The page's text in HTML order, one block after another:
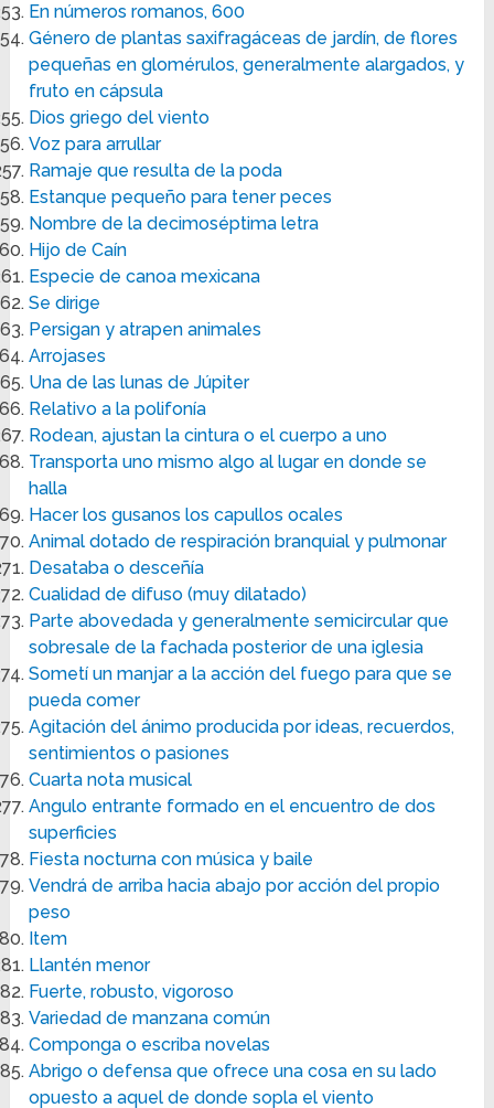
En números romanos, 600
Género de plantas saxifragáceas de jardín, de flores
pequeñas en glomérulos, generalmente alargados, y
fruto en cápsula
Dios griego del viento
Voz para arrullar
Ramaje que resulta de la poda
Estanque pequeño para tener peces
Nombre de la decimoséptima letra
Hijo de Caín
Especie de canoa mexicana
Se dirige
Persigan y atrapen animales
Arrojases
Una de las lunas de Júpiter
Relativo a la polifonía
Rodean, ajustan la cintura o el cuerpo a uno
Transporta uno mismo algo al lugar en donde se
halla
Hacer los gusanos los capullos ocales
Animal dotado de respiración branquial y pulmonar
Desataba o desceñía
Cualidad de difuso (muy dilatado)
Parte abovedada y generalmente semicircular que
sobresale de la fachada posterior de una iglesia
Sometí un manjar a la acción del fuego para que se
pueda comer
Agitación del ánimo producida por ideas, recuerdos,
sentimientos o pasiones
Cuarta nota musical
Angulo entrante formado en el encuentro de dos
superficies
Fiesta nocturna con música y baile
Vendrá de arriba hacia abajo por acción del propio
peso
Item
Llantén menor
Fuerte, robusto, vigoroso
Variedad de manzana común
Componga o escriba novelas
Abrigo o defensa que ofrece una cosa en su lado
opuesto a aquel de donde sopla el viento